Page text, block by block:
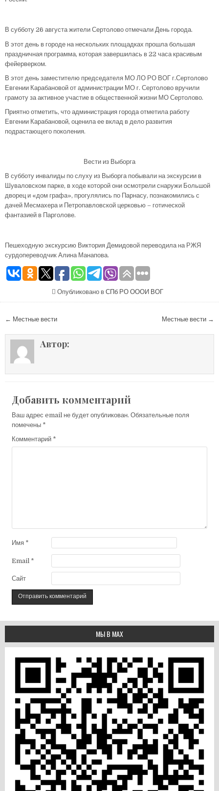
В субботу 26 августа жители Сертолово отмечали День города.
В этот день в городе на нескольких площадках прошла большая
праздничная программа, которая завершилась в 22 часа красивым
фейерверком.
В этот день заместителю председателя МО ЛО РО ВОГ г.Сертолово
Евгении Карабановой от администрации МО г. Сертолово вручили
грамоту за активное участие в общественной жизни МО Сертолово.
Приятно отметить, что администрация города отметила работу
Евгении Карабановой, оценила ее вклад в дело развития
подрастающего поколения.
Вести из Выборга
В субботу инвалиды по слуху из Выборга побывали на экскурсии в
Шуваловском парке, в ходе которой они осмотрели снаружи Большой
дворец и «дом графа», прогулялись по Парнасу, познакомились с
дачей Месмахера и Петропавловской церковью – готической
фантазией в Парголове.
Пешеходную экскурсию Виктория Демидовой переводила на РЖЯ
сурдопереводчик Алина Манапова.
Опубликовано в СПб РО ОООИ ВОГ
Навигация по записям Местные вести →
← Местные вести
Автор:
Добавить комментарий
Ваш адрес email не будет опубликован. Обязательные поля
помечены *
Комментарий *
Имя *
Email *
Сайт
МЫ В МАХ